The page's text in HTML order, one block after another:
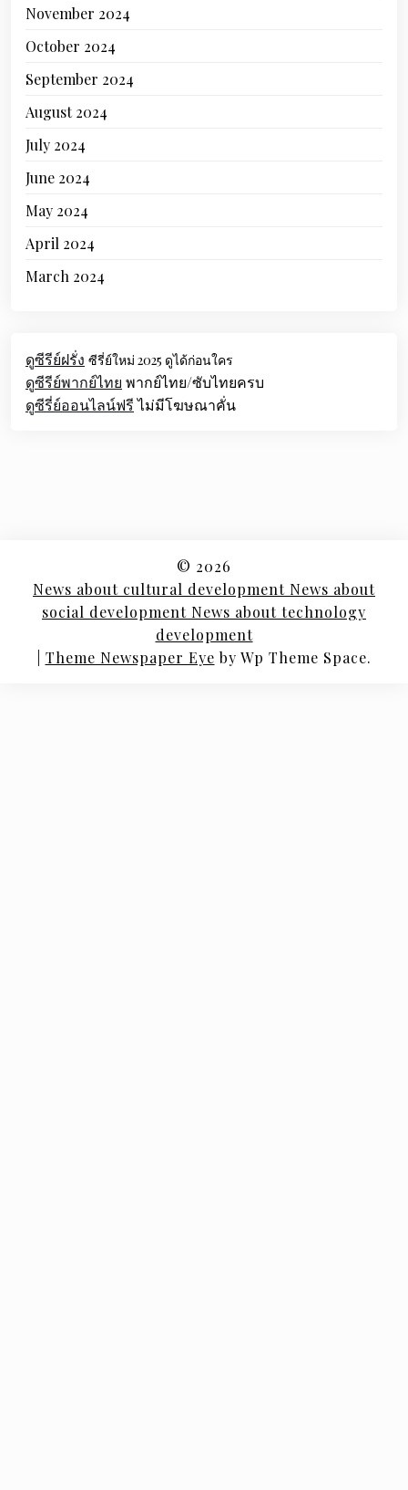
November 2024
October 2024
September 2024
August 2024
July 2024
June 2024
May 2024
April 2024
March 2024
ดูซีรีย์ฝรั่ง ซีรี่ย์ใหม่ 2025 ดูได้ก่อนใคร
ดูซีรีย์พากย์ไทย พากย์ไทย/ซับไทยครบ
ดูซีรี่ย์ออนไลน์ฟรีไม่มีโฆษณาคั่น
© 2026
News about cultural development News about
social development News about technology
development
Theme Newspaper Eye by Wp Theme Space.